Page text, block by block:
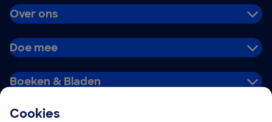
Cookies
Over ons
Doe mee
Boeken & Bladen